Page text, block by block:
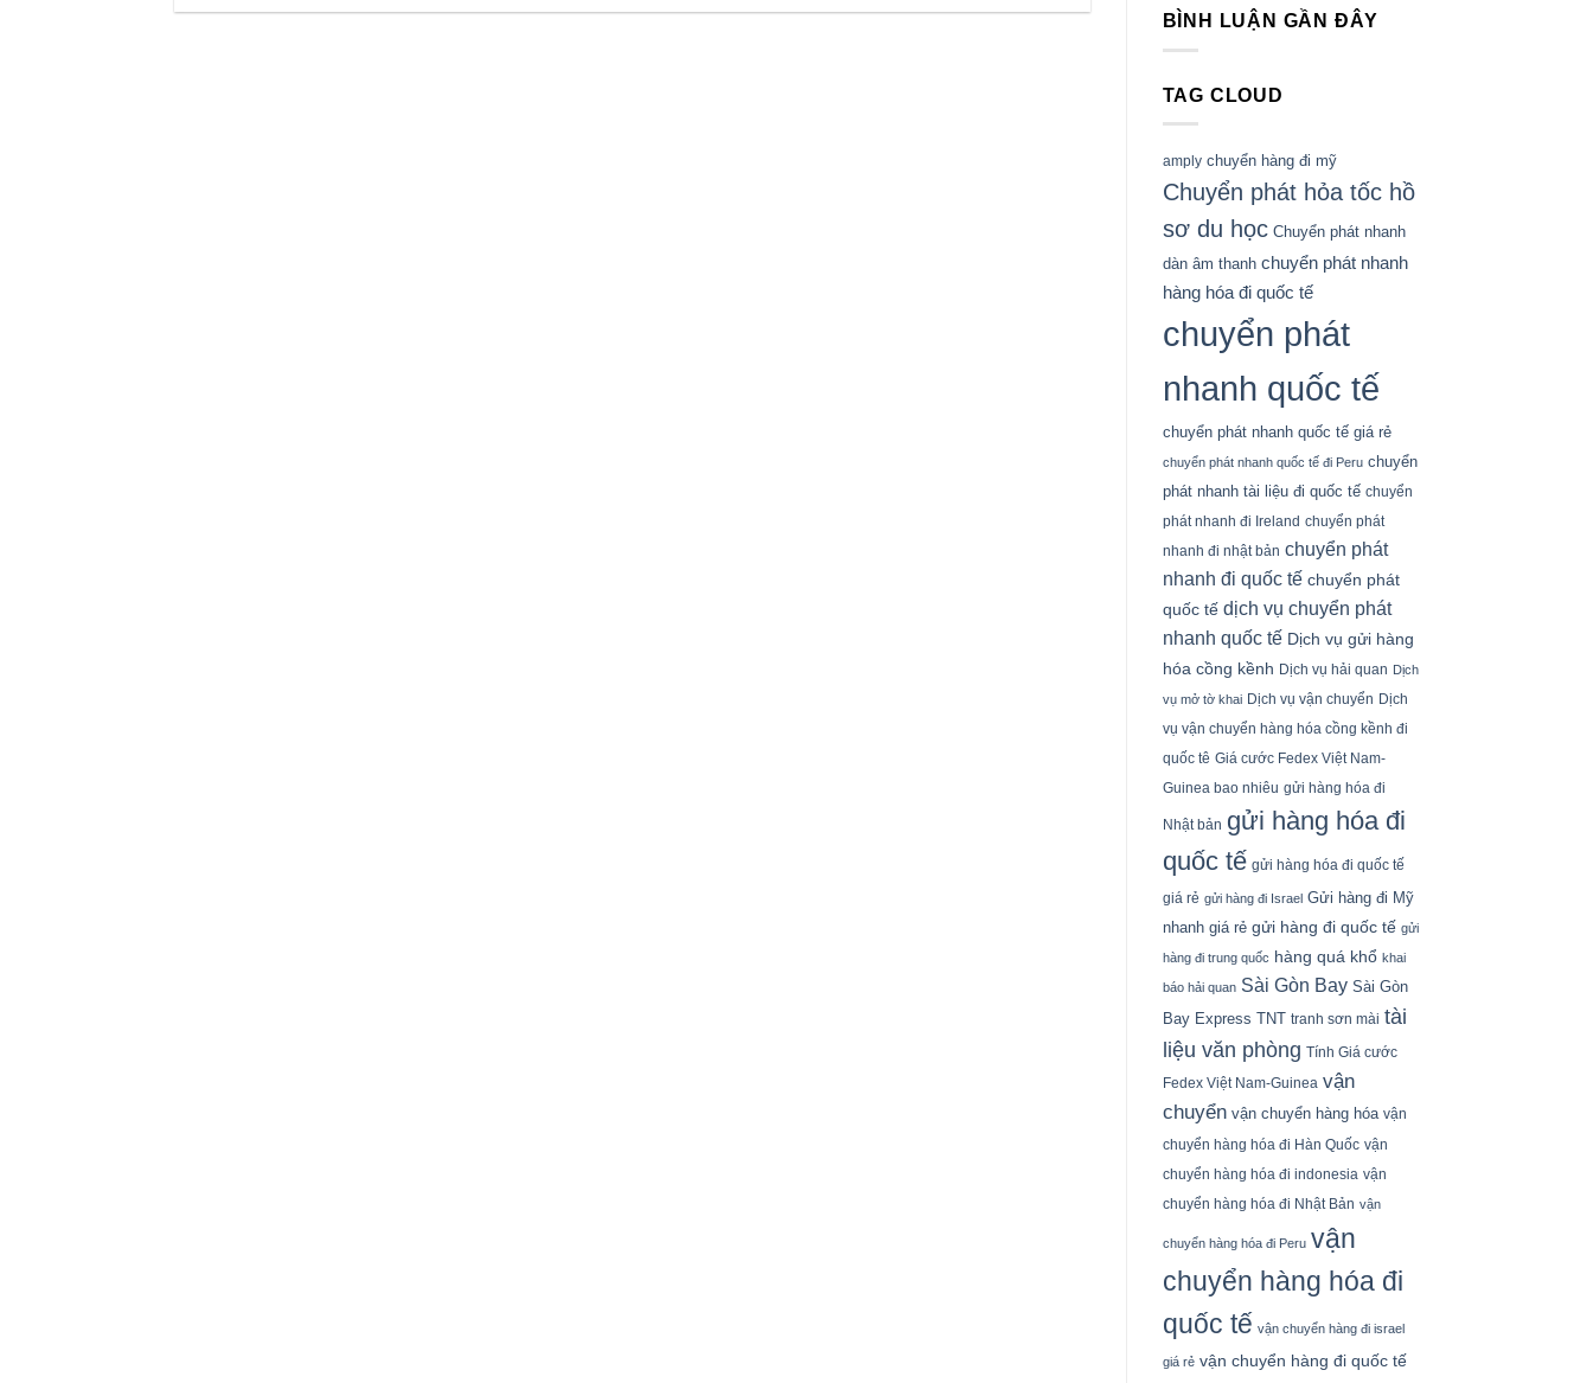
BÌNH LUẬN GẦN ĐÂY
TAG CLOUD
amply chuyển hàng đi mỹ
Chuyển phát hỏa tốc hồ
sơ du học Chuyển phát nhanh
dàn âm thanh chuyển phát nhanh
hàng hóa đi quốc tế
chuyển phát
nhanh quốc tế
chuyển phát nhanh quốc tế giá rẻ
chuyển phát nhanh quốc tế đi Peru chuyển
phát nhanh tài liệu đi quốc tế chuyển
phát nhanh đi Ireland chuyển phát
nhanh đi nhật bản chuyển phát
nhanh đi quốc tế chuyển phát
quốc tế dịch vụ chuyển phát
nhanh quốc tế Dịch vụ gửi hàng
hóa cồng kềnh Dịch vụ hải quan Dịch
vụ mở tờ khai Dịch vụ vận chuyển Dịch
vụ vận chuyển hàng hóa cồng kềnh đi
quốc tê Giá cước Fedex Việt Nam-
Guinea bao nhiêu gửi hàng hóa đi
Nhật bản gửi hàng hóa đi
quốc tế gửi hàng hóa đi quốc tế
giá rẻ gửi hàng đi Israel Gửi hàng đi Mỹ
nhanh giá rẻ gửi hàng đi quốc tế gửi
hàng đi trung quốc hàng quá khổ khai
báo hải quan Sài Gòn Bay Sài Gòn
Bay Express TNT tranh sơn mài tài
liệu văn phòng Tính Giá cước
Fedex Việt Nam-Guinea vận
chuyển vận chuyển hàng hóa vận
chuyển hàng hóa đi Hàn Quốc vận
chuyển hàng hóa đi indonesia vận
chuyển hàng hóa đi Nhật Bản vận
chuyển hàng hóa đi Peru vận
chuyển hàng hóa đi
quốc tế vận chuyển hàng đi israel
giá rẻ vận chuyển hàng đi quốc tế